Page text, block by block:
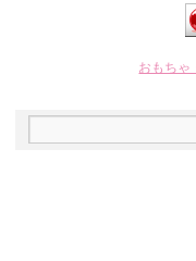
おもちゃ